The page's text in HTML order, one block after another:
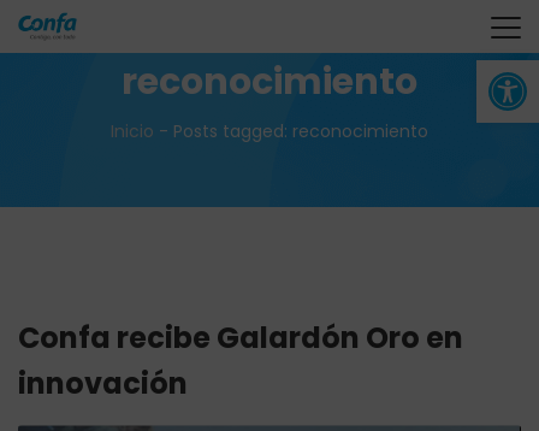
Abrir
reconocimiento
Inicio - Posts tagged: reconocimiento
Confa recibe Galardón Oro en
innovación